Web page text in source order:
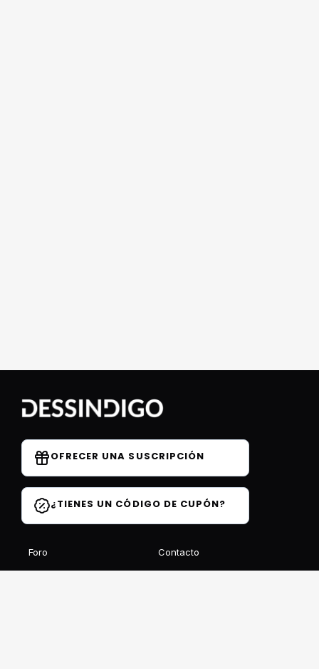
OFRECER UNA SUSCRIPCIÓN
¿TIENES UN CÓDIGO DE CUPÓN?
Foro Contacto